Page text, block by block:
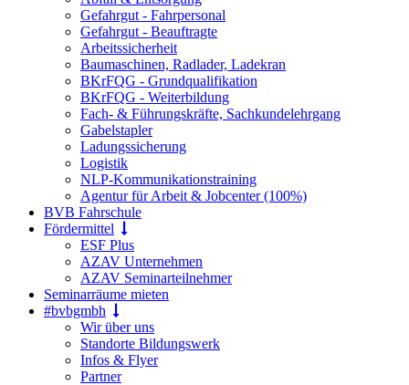
Gefahrgut - Fahrpersonal
Gefahrgut - Beauftragte
Arbeitssicherheit
Baumaschinen, Radlader, Ladekran
BKrFQG - Grundqualifikation
BKrFQG - Weiterbildung
Fach- & Führungskräfte, Sachkundelehrgang
Gabelstapler
Ladungssicherung
Logistik
NLP-Kommunikationstraining
Agentur für Arbeit & Jobcenter (100%)
BVB Fahrschule
Fördermittel
ESF Plus
AZAV Unternehmen
AZAV Seminarteilnehmer
Seminarräume mieten
#bvbgmbh
Wir über uns
Standorte Bildungswerk
Infos & Flyer
Partner